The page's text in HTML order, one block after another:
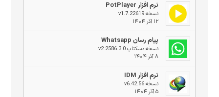
نرم افزار PotPlayer
نسخه v1.7.22619
۱۲ آذر ۱۴۰۴
پیام رسان Whatsapp
نسخه دسکتاپ v2.2586.3.0
۸ آذر ۱۴۰۴
نرم افزار IDM
نسخه v6.42.56
۵ آذر ۱۴۰۴